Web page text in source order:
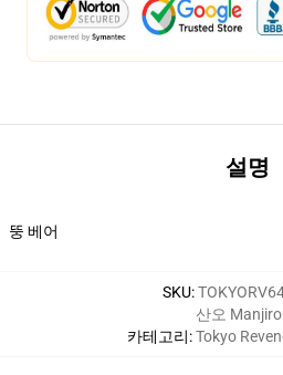
설명
뚱 베어
SKU:
카테고리:
산오
Tokyo